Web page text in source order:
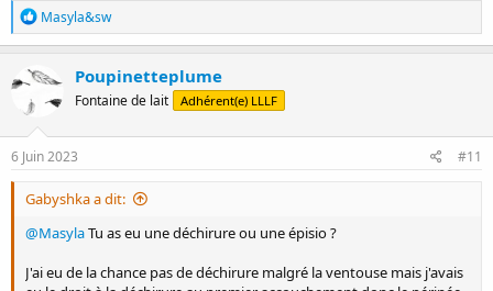
R
é
a
c
t
n
s
Masyla&sw
Poupinetteplume
Fontaine de lait Adhérent(e) LLLF
6 Juin 2023 #11
Gabyshka a dit:
@MasylaTu as eu une déchirure ou une épisio ?
J'ai eu de la chance pas de déchirure malgré la ventouse mais j'avais